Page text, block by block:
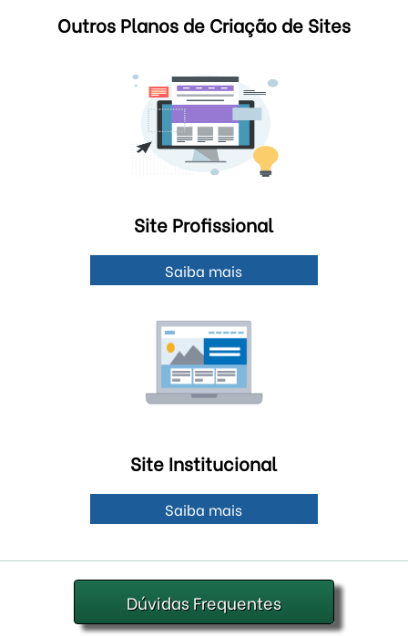
Outros Planos de Criação de Sites
Site Profissional
Saiba mais
Site Institucional
Saiba mais
Dúvidas Frequentes